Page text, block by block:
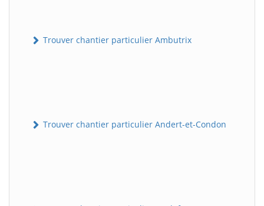
Trouver chantier particulier Ambutrix
Trouver chantier particulier Andert-et-Condon